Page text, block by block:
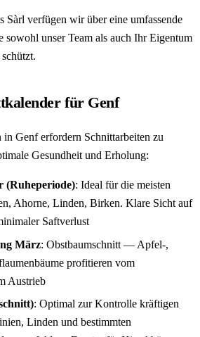
Sàrl verfügen wir über eine umfassende
sowohl unser Team als auch Ihr Eigentum
für Genf
in Genf erfordern Schnittarbeiten zu
Gesundheit und Erholung:
(Ruheperiode): Ideal für die meisten
Ahorne, Linden, Birken. Klare Sicht auf
Saftverlust
März: Obstbaumschnitt — Apfel-,
profitieren vom
Austrieb
: Optimal zur Kontrolle kräftigen
Linden und bestimmten